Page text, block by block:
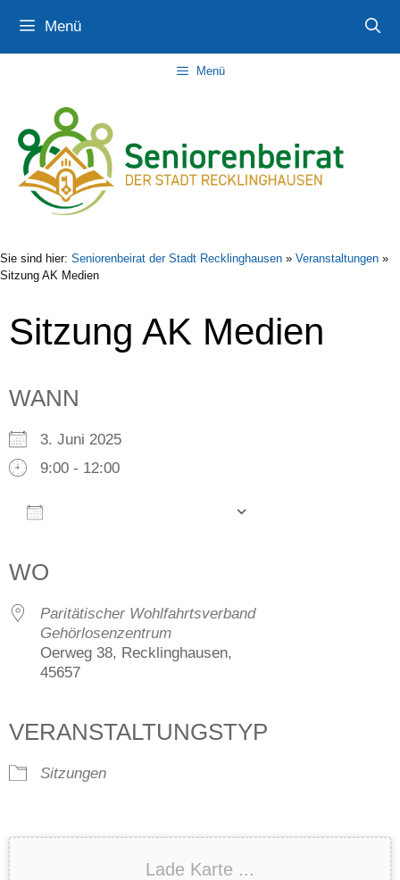
Inhalt
springen
Navigation
springen
Inhalt
springen
Menü
Menü
Sie sind hier: Seniorenbeirat der Stadt Recklinghausen » Veranstaltungen »
Sitzung AK Medien
Sitzung AK Medien
WANN
3. Juni 2025
9:00 - 12:00
WO
Paritätischer Wohlfahrtsverband
Gehörlosenzentrum
Oerweg 38, Recklinghausen,
45657
VERANSTALTUNGSTYP
Sitzungen
Lade Karte ...